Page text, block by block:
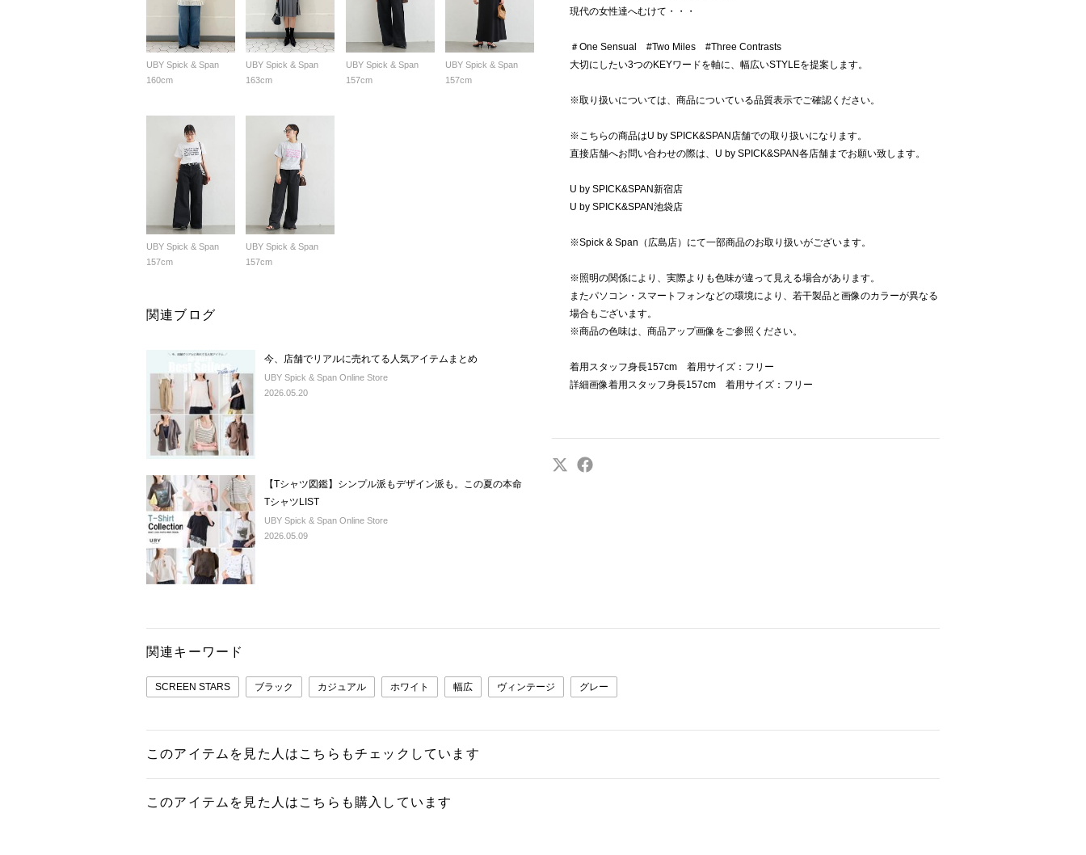
UBY Spick & Span
160cm
UBY Spick & Span
163cm
UBY Spick & Span
157cm
UBY Spick & Span
157cm
UBY Spick & Span
157cm
UBY Spick & Span
157cm
関連ブログ
今、店舗でリアルに売れてる人気アイテムまとめ
UBY Spick & Span Online Store
2026.05.20
【Tシャツ図鑑】シンプル派もデザイン派も。この夏の本命
TシャツLIST
UBY Spick & Span Online Store
2026.05.09
現代の女性達へむけて・・・
＃One Sensual #Two Miles #Three Contrasts
大切にしたい3つのKEYワードを軸に、幅広いSTYLEを提案します。
※取り扱いについては、商品についている品質表示でご確認ください。
※こちらの商品はU by SPICK&SPAN店舗での取り扱いになります。
直接店舗へお問い合わせの際は、U by SPICK&SPAN各店舗までお願い致します。
U by SPICK&SPAN新宿店
U by SPICK&SPAN池袋店
※Spick & Span（広島店）にて一部商品のお取り扱いがございます。
※照明の関係により、実際よりも色味が違って見える場合があります。
またパソコン・スマートフォンなどの環境により、若干製品と画像のカラーが異なる
場合もございます。
※商品の色味は、商品アップ画像をご参照ください。
着用スタッフ身長157cm 着用サイズ：フリー
詳細画像着用スタッフ身長157cm 着用サイズ：フリー
関連キーワード
SCREEN STARS ブラック カジュアル ホワイト 幅広 ヴィンテージ グレー
このアイテムを見た人はこちらもチェックしています
このアイテムを見た人はこちらも購入しています